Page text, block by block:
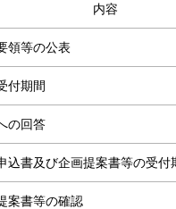
内容
領等の公表
付期間
の回答
込書及び企画提案書等の受付
案書等の確認